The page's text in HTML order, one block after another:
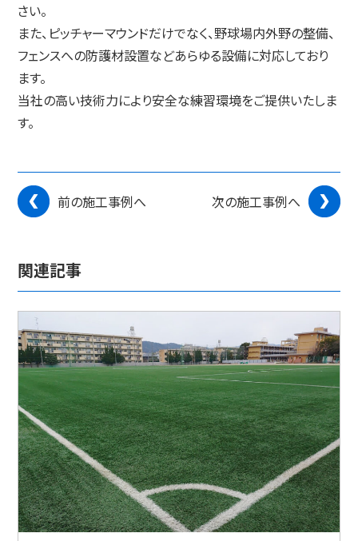
さい。
また、ピッチャーマウンドだけでなく、野球場内外野の整備、
フェンスへの防護材設置などあらゆる設備に対応しており
ます。
当社の高い技術力により安全な練習環境をご提供いたしま
す。
前の施工事例へ 次の施工事例へ
関連記事